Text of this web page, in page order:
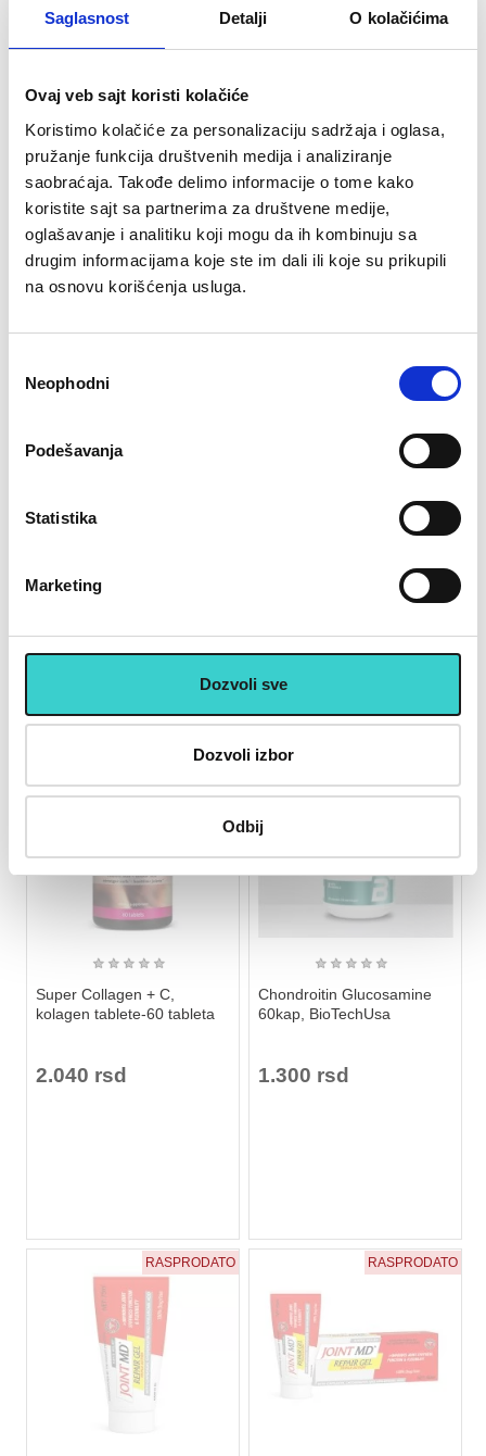
Saglasnost Detalji O kolačićima
Ovaj veb sajt koristi kolačiće
Koristimo kolačiće za personalizaciju sadržaja i oglasa,
pružanje funkcija društvenih medija i analiziranje
saobraćaja. Takođe delimo informacije o tome kako
koristite sajt sa partnerima za društvene medije,
oglašavanje i analitiku koji mogu da ih kombinuju sa
drugim informacijama koje ste im dali ili koje su prikupili
na osnovu korišćenja usluga.
сагласности
Neophodni
Podešavanja
Statistika
Marketing
Dozvoli sve
Dozvoli izbor
Odbij
RASPRODATO
★★★
Powder Kajsija 340g
RASPRODATO
Powder Tropsko voće 340g
RASPRODATO
★ ★ ★ ★ ★
Super Collagen + C,
kolagen tablete-60 tableta
2.040 rsd
★ ★ ★ ★ ★
Chondroitin Glucosamine
60kap, BioTechUsa
1.300 rsd
RASPRODATO RASPRODATO